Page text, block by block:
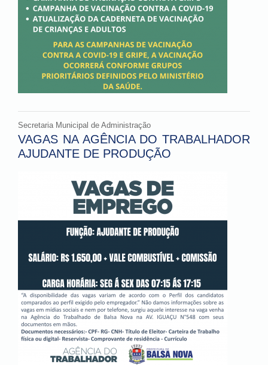
Secretaria Municipal de Administração
VAGAS NA AGÊNCIA DO TRABALHADOR
AJUDANTE DE PRODUÇÃO